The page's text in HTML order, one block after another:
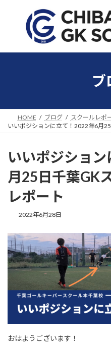
へ
ョ
ブ
HOME ブログ
スクールレポ
いいポジションに立て！2022年6月
いいポジショ
月25日千葉GK
レポート
2022年6月28日
おはようございます！